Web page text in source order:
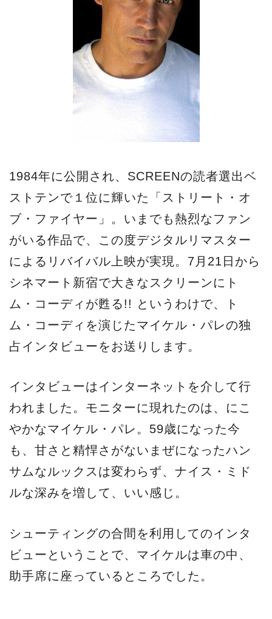
1984年に公開され、SCREENの読者選出ベ
ストテンで１位に輝いた「ストリート・オ
ブ・ファイヤー」。いまでも熱烈なファン
がいる作品で、この度デジタルリマスター
によるリバイバル上映が実現。7月21日から
シネマート新宿で大きなスクリーンにト
ム・コーディが甦る!! というわけで、ト
ム・コーディを演じたマイケル・パレの独
占インタビューをお送りします。
インタビューはインターネットを介して行
われました。モニターに現れたのは、にこ
やかなマイケル・パレ。59歳になった今
も、甘さと精悍さがないまぜになったハン
サムなルックスは変わらず、ナイス・ミド
ルな深みを増して、いい感じ。
シューティングの合間を利用してのインタ
ビューということで、マイケルは車の中、
助手席に座っているところでした。